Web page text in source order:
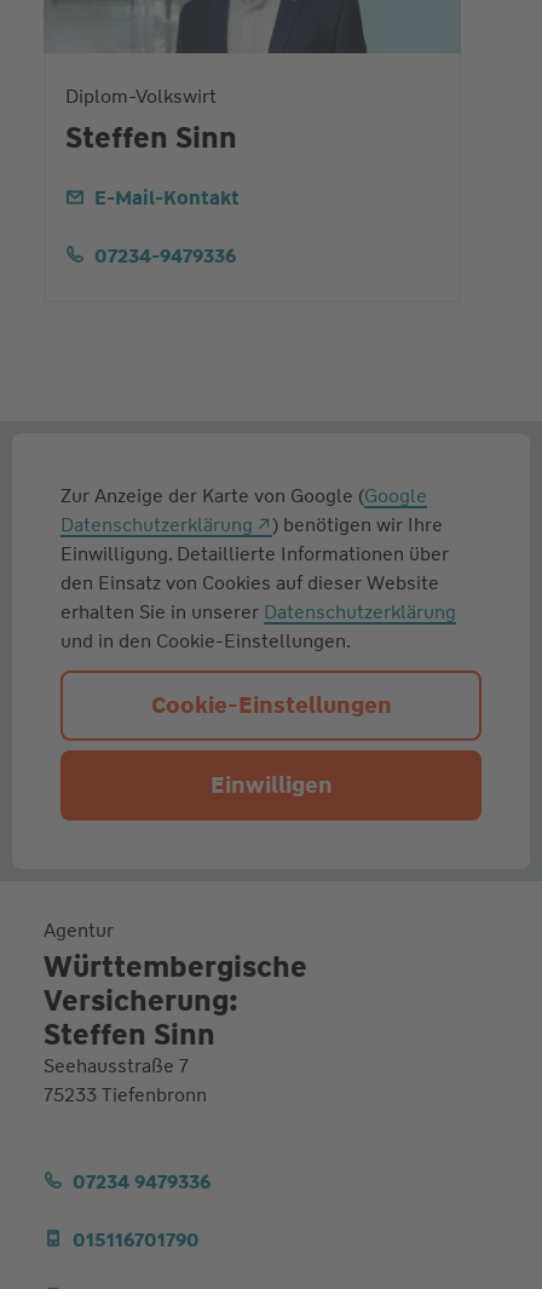
Diplom-Volkswirt
Steffen Sinn
E-Mail-Kontakt
07234-9479336
Zur Anzeige der Karte von Google (Google
Datenschutzerklärung
) benötigen wir Ihre
Einwilligung. Detaillierte Informationen über
den Einsatz von Cookies auf dieser Website
erhalten Sie in unserer Datenschutzerklärung
und in den Cookie-Einstellungen.
Cookie-Einstellungen
Einwilligen
Agentur
Württembergische
Versicherung:
Steffen Sinn
Seehausstraße 7
75233 Tiefenbronn
07234 9479336
015116701790